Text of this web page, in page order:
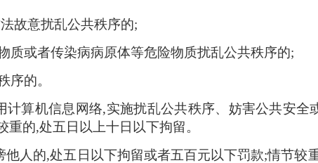
故意扰乱公共秩序的;
质或者传染病病原体等危险物质扰乱公共秩序的;
序的。
算机信息网络,实施扰乱公共秩序、妨害公共安全
的,处五日以上十日以下拘留。
人的,处五日以下拘留或者五百元以下罚款;情节较